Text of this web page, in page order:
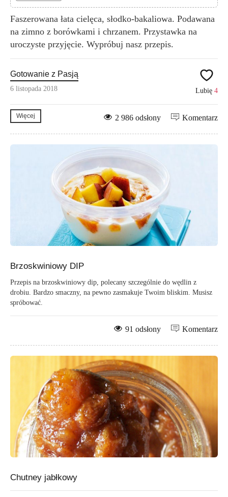
Faszerowana łata cielęca, słodko-bakaliowa. Podawana
na zimno z borówkami i chrzanem. Przystawka na
uroczyste przyjęcie. Wypróbuj nasz przepis.
Gotowanie z Pasją
6 listopada 2018 Lubię 4
Więcej Komentarz
2 986 odsłony
Brzoskwiniowy DIP
Przepis na brzoskwiniowy dip, polecany szczególnie do wędlin z
drobiu. Bardzo smaczny, na pewno zasmakuje Twoim bliskim. Musisz
spróbować.
Komentarz
91 odsłony
Chutney jabłkowy